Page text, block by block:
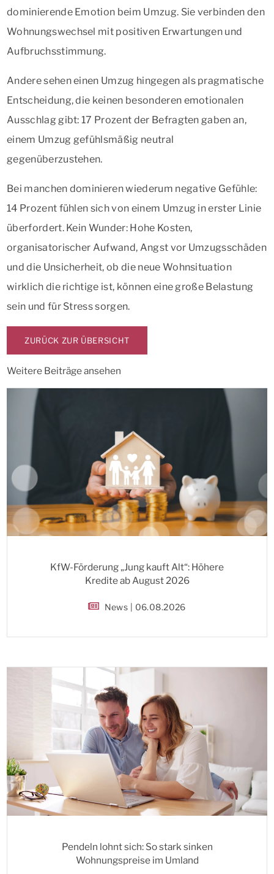
dominierende Emotion beim Umzug. Sie verbinden den
Wohnungswechsel mit positiven Erwartungen und
Aufbruchsstimmung.
Andere sehen einen Umzug hingegen als pragmatische
Entscheidung, die keinen besonderen emotionalen
Ausschlag gibt: 17 Prozent der Befragten gaben an,
einem Umzug gefühlsmäßig neutral
gegenüberzustehen.
Bei manchen dominieren wiederum negative Gefühle:
14 Prozent fühlen sich von einem Umzug in erster Linie
überfordert. Kein Wunder: Hohe Kosten,
organisatorischer Aufwand, Angst vor Umzugsschäden
und die Unsicherheit, ob die neue Wohnsituation
wirklich die richtige ist, können eine große Belastung
sein und für Stress sorgen.
ZURÜCK ZUR ÜBERSICHT
Weitere Beiträge ansehen
KfW-Förderung „Jung kauft Alt“: Höhere
Kredite ab August 2026
News | 06.08.2026
Pendeln lohnt sich: So stark sinken
Wohnungspreise im Umland